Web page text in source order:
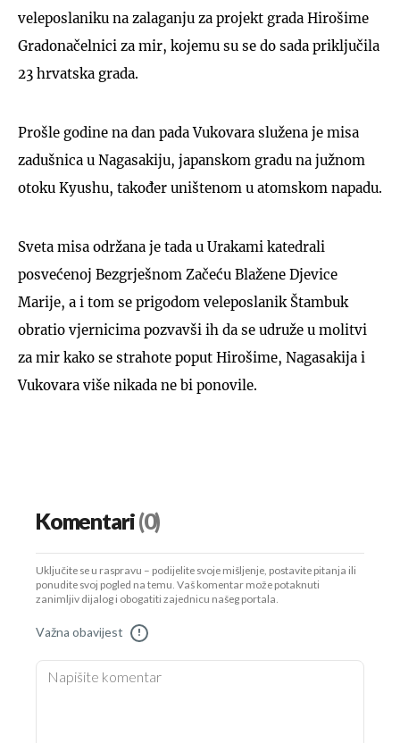
veleposlaniku na zalaganju za projekt grada Hirošime
Gradonačelnici za mir, kojemu su se do sada priključila
23 hrvatska grada.
Prošle godine na dan pada Vukovara služena je misa
zadušnica u Nagasakiju, japanskom gradu na južnom
otoku Kyushu, također uništenom u atomskom napadu.
Sveta misa održana je tada u Urakami katedrali
posvećenoj Bezgrješnom Začeću Blažene Djevice
Marije, a i tom se prigodom veleposlanik Štambuk
obratio vjernicima pozvavši ih da se udruže u molitvi
za mir kako se strahote poput Hirošime, Nagasakija i
Vukovara više nikada ne bi ponovile.
Komentari(0)
Uključite se u raspravu – podijelite svoje mišljenje, postavite pitanja ili
ponudite svoj pogled na temu. Vaš komentar može potaknuti
zanimljiv dijalog i obogatiti zajednicu našeg portala.
Važna obavijest !